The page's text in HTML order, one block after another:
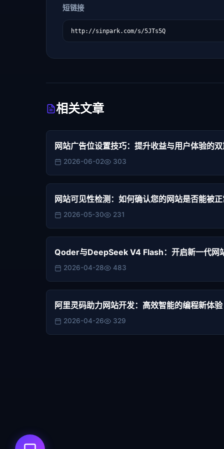
短链接
相关文章
网站广告位设置技巧：提升收益与用户体验的
2026-06-02 303
网站可见性检测：如何确认您的网站是否能被
2026-05-30 231
Qoder与DeepSeek V4 Flash：开启新一代网
2026-04-28 483
阿里灵码助力网站开发：高效智能的编程新体验
2026-04-26 329